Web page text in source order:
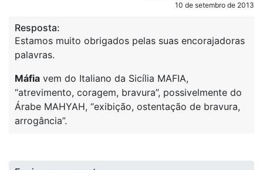
10 de setembro de 2013
Resposta:
Estamos muito obrigados pelas suas encorajadoras
palavras.
Máfia vem do Italiano da Sicília MAFIA,
“atrevimento, coragem, bravura”, possivelmente do
Árabe MAHYAH, “exibição, ostentação de bravura,
arrogância”.